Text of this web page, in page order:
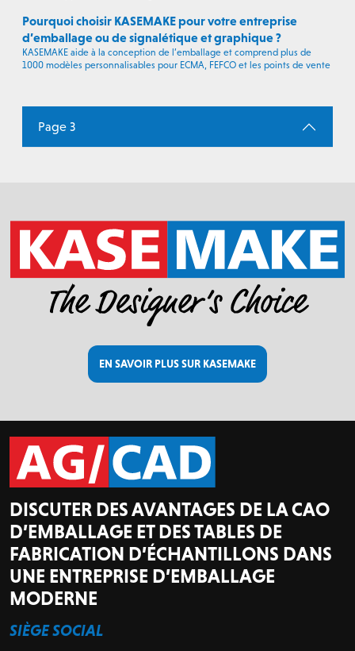
Pourquoi choisir KASEMAKE pour votre entreprise
d’emballage ou de signalétique et graphique ?
KASEMAKE aide à la conception de l’emballage et comprend plus de
1000 modèles personnalisables pour ECMA, FEFCO et les points de vente
Page 3
EN SAVOIR PLUS SUR KASEMAKE
DISCUTER DES AVANTAGES DE LA CAO
D’EMBALLAGE ET DES TABLES DE
FABRICATION D’ÉCHANTILLONS DANS
UNE ENTREPRISE D’EMBALLAGE
MODERNE
SIÈGE SOCIAL